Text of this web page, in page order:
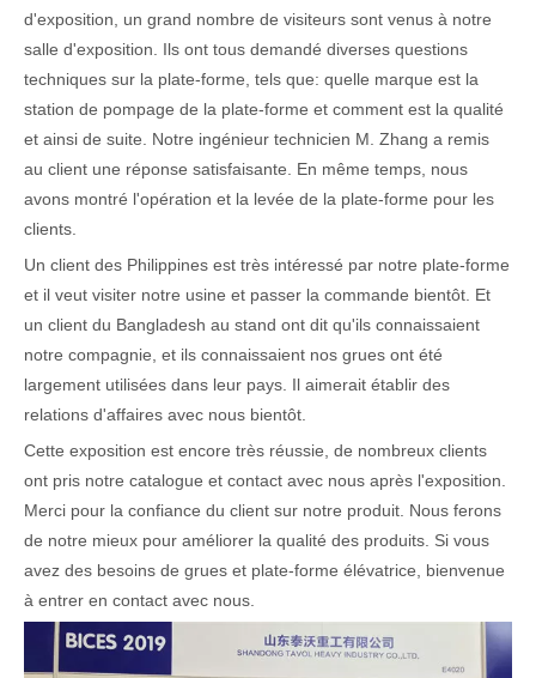
d'exposition, un grand nombre de visiteurs sont venus à notre
salle d'exposition. Ils ont tous demandé diverses questions
techniques sur la plate-forme, tels que: quelle marque est la
station de pompage de la plate-forme et comment est la qualité
et ainsi de suite. Notre ingénieur technicien M. Zhang a remis
au client une réponse satisfaisante. En même temps, nous
avons montré l'opération et la levée de la plate-forme pour les
clients.
Un client des Philippines est très intéressé par notre plate-forme
et il veut visiter notre usine et passer la commande bientôt. Et
un client du Bangladesh au stand ont dit qu'ils connaissaient
notre compagnie, et ils connaissaient nos grues ont été
largement utilisées dans leur pays. Il aimerait établir des
relations d'affaires avec nous bientôt.
Cette exposition est encore très réussie, de nombreux clients
ont pris notre catalogue et contact avec nous après l'exposition.
Merci pour la confiance du client sur notre produit. Nous ferons
de notre mieux pour améliorer la qualité des produits. Si vous
avez des besoins de grues et plate-forme élévatrice, bienvenue
à entrer en contact avec nous.